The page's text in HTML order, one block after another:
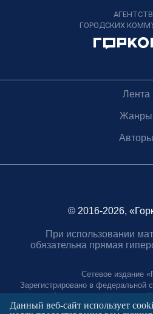
ГОРОДСКИХ
Лента
Жанры
Авторы
© 2016-2026,
При использовании
обязательна прямая
Сетевое издание
Зарегистрировано в федеральной
связи, информационных
Регистрационный номер ЭЛ № ФС77-
Данный веб-сайт использует